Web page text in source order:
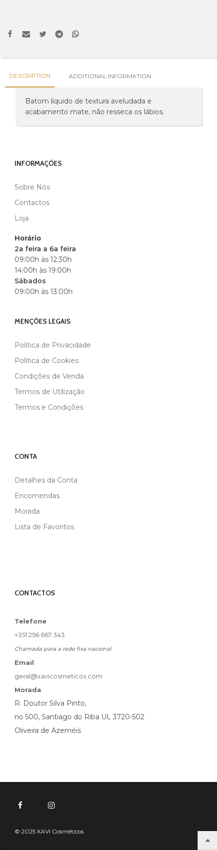
DESCRIPTION ADDITIONAL INFORMATION
Batom líquido de textura aveludada e
acabamento mate, não resseca os lábios.
INFORMAÇÕES
Sobre Nós
Contactos
Loja
Horário
2a feira a 6a feira
09:00h às 12:30h
14:00h às 19:00h
Sábados
09:00h às 13:00h
MENÇÕES LEGAIS
Política de Privacidade
Política de Cookies
Condições de Venda
Termos de Utilização
Termos e Condições
CONTA
Detalhes da Conta
Encomendas
Morada
Lista de Favoritos
CONTACTOS
Telefone
+351 256 667 343
Chamada para a rede fixa nacional
Email
geral@xavicosmeticos.com
Morada
R. Doutor Silva Pinto,
no 500, Santiago do Riba UL 3720-502
Oliveira de Azeméis
© 2025 XAVI Cosméticos